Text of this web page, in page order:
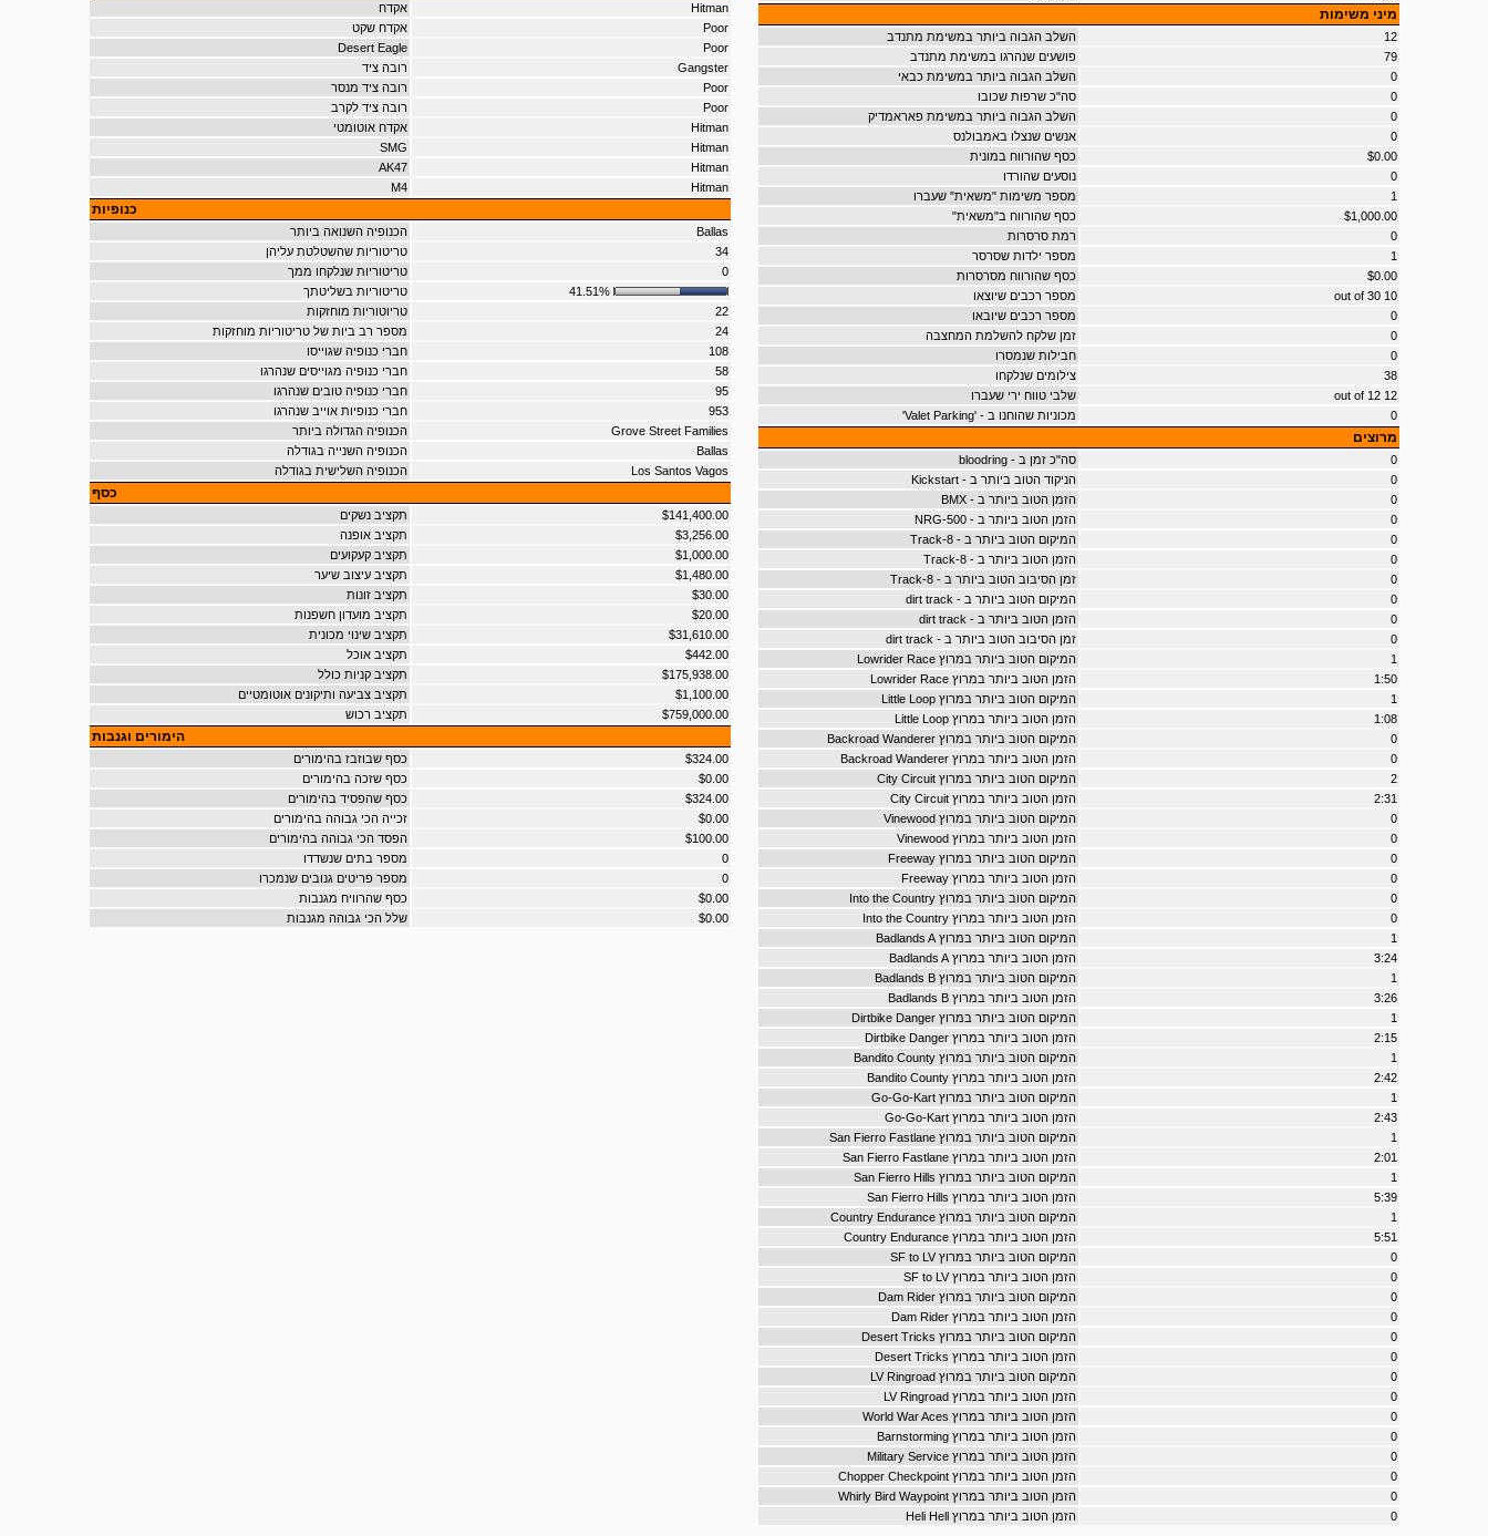
אקדח
Hitman
אקדח שקט
Poor
Desert Eagle
Poor
רובה ציד
Gangster
רובה ציד מנסר
Poor
רובה ציד לקרב
Poor
אקדח אוטומטי
Hitman
SMG
Hitman
AK47
Hitman
M4
Hitman
כנופיות
הכנופיה השנואה ביותר
Ballas
טריטוריות שהשטלטת עליהן
34
טריטוריות שנלקחו ממך
0
טריטוריות בשליטתך
41.51%
טריוטוריות מוחזקות
22
מספר רב ביות של טריטוריות מוחזקות
24
חברי כנופיה שגוייסו
108
חברי כנופיה מגוייסים שנהרגו
58
חברי כנופיה טובים שנהרגו
95
חברי כנופיות אוייב שנהרגו
953
הכנופיה הגדולה ביותר
Grove Street Families
הכנופיה השנייה בגודלה
Ballas
הכנופיה השלישית בגודלה
Los Santos Vagos
כסף
תקציב נשקים
$141,400.00
תקציב אופנה
$3,256.00
תקציב קעקועים
$1,000.00
תקציב עיצוב שיער
$1,480.00
תקציב זונות
$30.00
תקציב מועדון חשפנות
$20.00
תקציב שינוי מכונית
$31,610.00
תקציב אוכל
$442.00
תקציב קניות כולל
$175,938.00
תקציב צביעה ותיקונים אוטומטיים
$1,100.00
תקציב רכוש
$759,000.00
הימורים וגנבות
כסף שבוזבז בהימורים
$324.00
כסף שזכה בהימורים
$0.00
כסף שהפסיד בהימורים
$324.00
זכייה הכי גבוהה בהימורים
$0.00
הפסד הכי גבוהה בהימורים
$100.00
מספר בתים שנשדדו
0
מספר פריטים גנובים שנמכרו
0
כסף שהרוויח מגנבות
$0.00
שלל הכי גבוהה מגנבות
$0.00
מיני משימות
השלב הגבוה ביותר במשימת מתנדב
12
פושעים שנהרגו במשימת מתנדב
79
השלב הגבוה ביותר במשימת כבאי
0
סה"כ שרפות שכובו
0
השלב הגבוה ביותר במשימת פאראמדיק
0
אנשים שנצלו באמבולנס
0
כסף שהורווח במונית
$0.00
נוסעים שהורדו
0
מספר משימות "משאית" שעברו
1
כסף שהורווח ב"משאית"
$1,000.00
רמת סרסרות
0
מספר ילדות שסרסר
1
כסף שהורווח מסרסרות
$0.00
מספר רכבים שיוצאו
10 out of 30
מספר רכבים שיובאו
0
זמן שלקח להשלמת המחצבה
0
חבילות שנמסרו
0
צילומים שנלקחו
38
שלבי טווח ירי שעברו
12 out of 12
מכוניות שהוחנו ב - 'Valet Parking'
0
מרוצים
סה"כ זמן ב - bloodring
0
הניקוד הטוב ביותר ב - Kickstart
0
הזמן הטוב ביותר ב - BMX
0
הזמן הטוב ביותר ב - NRG-500
0
המיקום הטוב ביותר ב - 8-Track
0
הזמן הטוב ביותר ב - 8-Track
0
זמן הסיבוב הטוב ביותר ב - 8-Track
0
המיקום הטוב ביותר ב - dirt track
0
הזמן הטוב ביותר ב - dirt track
0
זמן הסיבוב הטוב ביותר ב - dirt track
0
המיקום הטוב ביותר במרוץ Lowrider Race
1
הזמן הטוב ביותר במרוץ Lowrider Race
1:50
המיקום הטוב ביותר במרוץ Little Loop
1
הזמן הטוב ביותר במרוץ Little Loop
1:08
המיקום הטוב ביותר במרוץ Backroad Wanderer
0
הזמן הטוב ביותר במרוץ Backroad Wanderer
0
המיקום הטוב ביותר במרוץ City Circuit
2
הזמן הטוב ביותר במרוץ City Circuit
2:31
המיקום הטוב ביותר במרוץ Vinewood
0
הזמן הטוב ביותר במרוץ Vinewood
0
המיקום הטוב ביותר במרוץ Freeway
0
הזמן הטוב ביותר במרוץ Freeway
0
המיקום הטוב ביותר במרוץ Into the Country
0
הזמן הטוב ביותר במרוץ Into the Country
0
המיקום הטוב ביותר במרוץ Badlands A
1
הזמן הטוב ביותר במרוץ Badlands A
3:24
המיקום הטוב ביותר במרוץ Badlands B
1
הזמן הטוב ביותר במרוץ Badlands B
3:26
המיקום הטוב ביותר במרוץ Dirtbike Danger
1
הזמן הטוב ביותר במרוץ Dirtbike Danger
2:15
המיקום הטוב ביותר במרוץ Bandito County
1
הזמן הטוב ביותר במרוץ Bandito County
2:42
המיקום הטוב ביותר במרוץ Go-Go-Kart
1
הזמן הטוב ביותר במרוץ Go-Go-Kart
2:43
המיקום הטוב ביותר במרוץ San Fierro Fastlane
1
הזמן הטוב ביותר במרוץ San Fierro Fastlane
2:01
המיקום הטוב ביותר במרוץ San Fierro Hills
1
הזמן הטוב ביותר במרוץ San Fierro Hills
5:39
המיקום הטוב ביותר במרוץ Country Endurance
1
הזמן הטוב ביותר במרוץ Country Endurance
5:51
המיקום הטוב ביותר במרוץ SF to LV
0
הזמן הטוב ביותר במרוץ SF to LV
0
המיקום הטוב ביותר במרוץ Dam Rider
0
הזמן הטוב ביותר במרוץ Dam Rider
0
המיקום הטוב ביותר במרוץ Desert Tricks
0
הזמן הטוב ביותר במרוץ Desert Tricks
0
המיקום הטוב ביותר במרוץ LV Ringroad
0
הזמן הטוב ביותר במרוץ LV Ringroad
0
הזמן הטוב ביותר במרוץ World War Aces
0
הזמן הטוב ביותר במרוץ Barnstorming
0
הזמן הטוב ביותר במרוץ Military Service
0
הזמן הטוב ביותר במרוץ Chopper Checkpoint
0
הזמן הטוב ביותר במרוץ Whirly Bird Waypoint
0
הזמן הטוב ביותר במרוץ Heli Hell
0